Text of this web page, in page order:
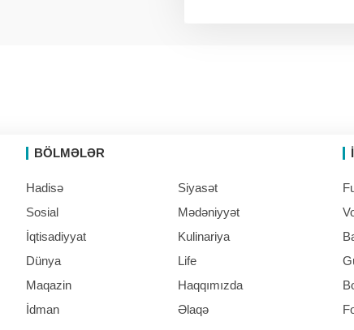
BÖLMƏLƏR
Hadisə
Sosial
İqtisadiyyat
Dünya
Maqazin
İdman
Siyasət
Mədəniyyət
Kulinariya
Life
Haqqımızda
Əlaqə